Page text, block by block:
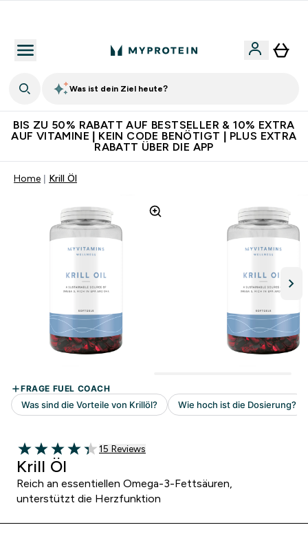
Was ist dein Ziel heute?
BIS ZU 50% RABATT AUF BESTSELLER & 10% EXTRA
AUF VITAMINE | KEIN CODE BENÖTIGT | PLUS EXTRA
RABATT ÜBER DIE APP
Home Krill Öl
4.33 out of 5 stars
15 customer reviews
15 Reviews
Krill Öl
Reich an essentiellen Omega-3-Fettsäuren,
unterstützt die Herzfunktion